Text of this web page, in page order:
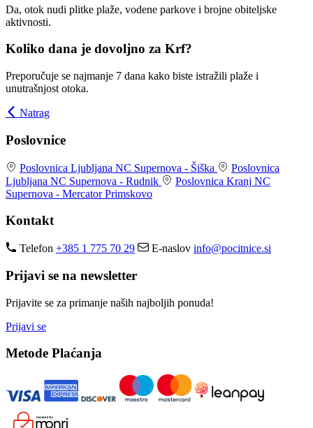
Da, otok nudi plitke plaže, vodene parkove i brojne obiteljske
aktivnosti.
Koliko dana je dovoljno za Krf?
Preporučuje se najmanje 7 dana kako biste istražili plaže i
unutrašnjost otoka.
Natrag
Poslovnice
Poslovnica Ljubljana NC Supernova - Šiška
Poslovnica
Ljubljana NC Supernova - Rudnik Poslovnica Kranj NC
Supernova - Mercator Primskovo
Kontakt
Telefon +385 1 775 70 29 E-naslov info@pocitnice.si
Prijavi se na newsletter
Prijavite se za primanje naših najboljih ponuda!
Prijavi se
Metode Plaćanja